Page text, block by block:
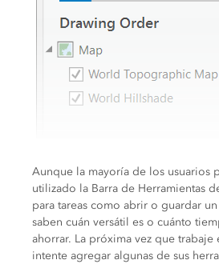
Aunque la mayoría de los usuarios
utilizado la Barra de Herramientas
para tareas como abrir o guardar
saben cuán versátil es o cuánto
ahorrar. La próxima vez que trabaje
intente agregar algunas de sus